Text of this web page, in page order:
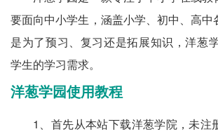
要面向中小学生，涵盖小学、初中、高
是为了预习、复习还是拓展知识，洋葱
学生的学习需求。
洋葱学园使用教程
1、首先从本站下载洋葱学院，未注